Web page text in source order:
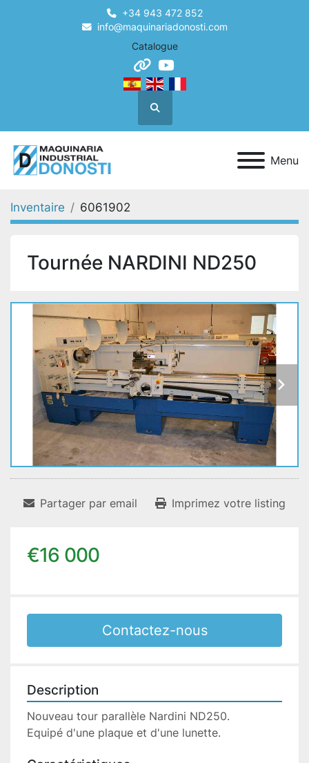
+34 943 472 852
info@maquinariadonosti.com
Catalogue
otheryoutube
Recherche
Menu
Inventaire 6061902
Tournée NARDINI ND250
Partager par email Imprimez votre listing
€16 000
Contactez-nous
Description
Nouveau tour parallèle Nardini ND250.
Equipé d'une plaque et d'une lunette.